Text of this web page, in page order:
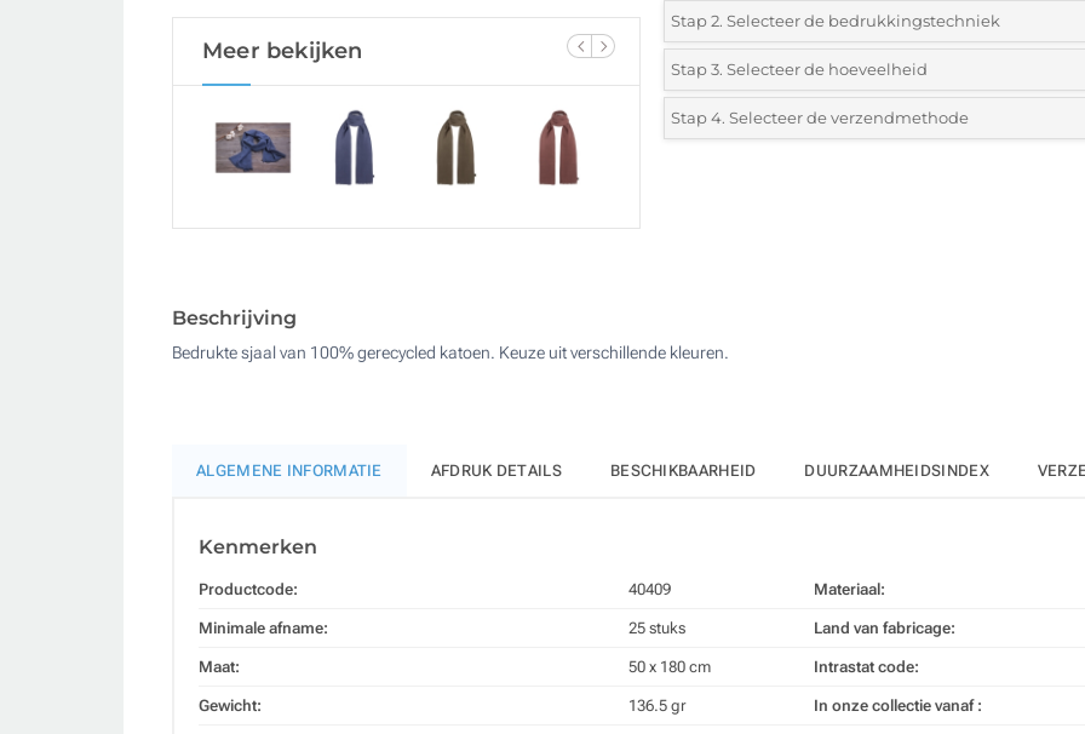
Meer bekijken
Stap 2. Selecteer de bedrukkingstechniek
*Selecteer de bedrukking en kleuren van het logo:
1 Kleur (Aan een kant)
Stap 3. Selecteer de hoeveelheid
*Selecteer uit de lijst of voeg het gewenste aantal in
250
Stap 4. Selecteer de verzendmethode
Beschrijving
Bedrukte sjaal van 100% gerecycled katoen. Keuze uit verschillende kleuren.
ALGEMENE INFORMATIE AFDRUK DETAILS BESCHIKBAARHEID DUURZAAMHEIDSINDEX
Kenmerken
Productcode: 40409
Minimale afname: 25 stuks
Maat: 50 x 180 cm
Gewicht: 136.5 gr
Materiaal:
Land van fabricage:
Intrastat code:
In onze collectie vanaf :